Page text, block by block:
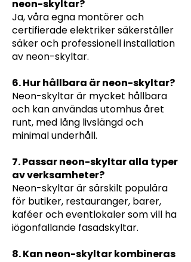
neon-skyltar?
Ja, våra egna montörer och
certifierade elektriker säkerställer
säker och professionell installation
av neon-skyltar.
6. Hur hållbara är neon-skyltar?
Neon-skyltar är mycket hållbara
och kan användas utomhus året
runt, med lång livslängd och
minimal underhåll.
7. Passar neon-skyltar alla typer
av verksamheter?
Neon-skyltar är särskilt populära
för butiker, restauranger, barer,
kaféer och eventlokaler som vill ha
iögonfallande fasadskyltar.
8. Kan neon-skyltar kombineras